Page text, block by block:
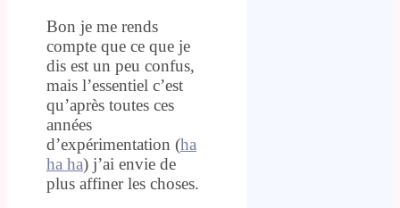
Bon je me rends
compte que ce que je
dis est un peu confus,
mais l’essentiel c’est
qu’après toutes ces
années
d’expérimentation (ha
ha ha) j’ai envie de
plus affiner les choses.